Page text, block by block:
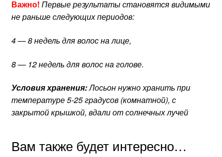
Важно! Первые результаты становятся видимыми
не раньше следующих периодов:
4 — 8 недель для волос на лице,
8 — 12 недель для волос на голове.
Условия хранения:Лосьон нужно хранить при
температуре 5-25 градусов (комнатной), с
закрытой крышкой, вдали от солнечных лучей
Вам также будет интересно…